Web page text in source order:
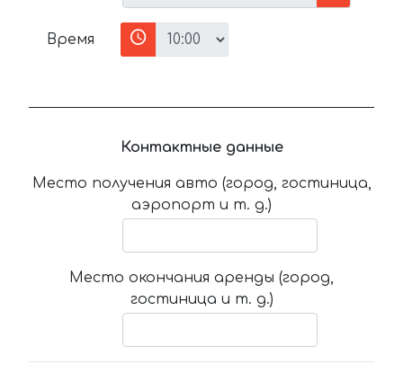
Время
Контактные данные
Место получения авто (город, гостиница,
аэропорт и т. д.)
Место окончания аренды (город,
гостиница и т. д.)